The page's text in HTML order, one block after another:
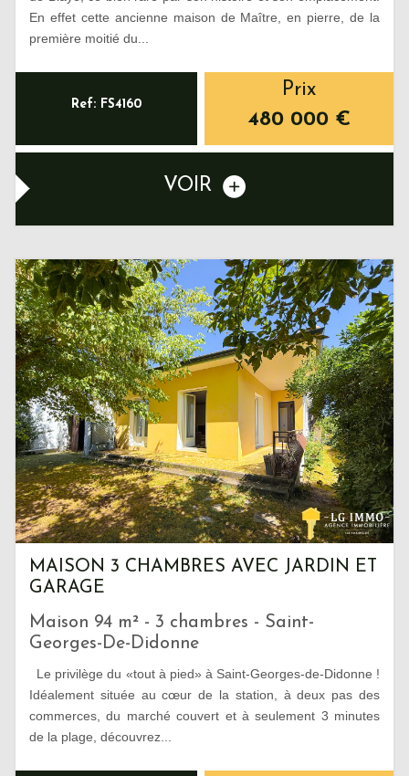
En effet cette ancienne maison de Maître, en pierre, de la
première moitié du...
Ref: FS4160
Prix
480 000 €
VOIR
MAISON 3 CHAMBRES AVEC JARDIN ET
GARAGE
Maison 94 m² - 3 chambres - Saint-
Georges-De-Didonne
Le privilège du «tout à pied» à Saint-Georges-de-Didonne !
Idéalement située au cœur de la station, à deux pas des
commerces, du marché couvert et à seulement 3 minutes
de la plage, découvrez...